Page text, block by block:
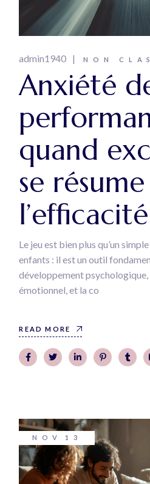
admin1940 NON
Anxiété
quand
se
l’efficacité
Le jeu est bien plus qu’un
enfants : il est un outil
développement
émotionnel, et la co
READ MORE
NOV 13